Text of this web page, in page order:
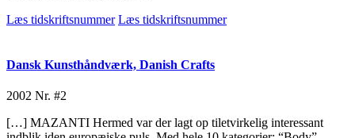
Læs tidskriftsnummer Læs tidskriftsnummer
Dansk Kunsthåndværk, Danish Crafts
2002 Nr. #2
[…] MAZANTI Hermed var der lagt op tiletvirkelig interessant